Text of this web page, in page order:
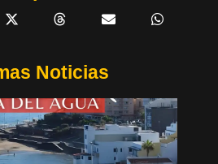
Noticias